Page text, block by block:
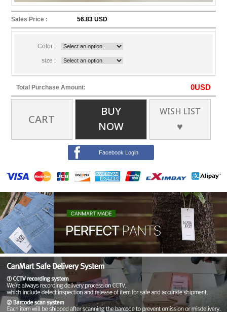
Sales Price : 56.83 USD
Color :
size :
Total Purchase Amount: 0USD
CART
BUY
NOW
WISH LIST
♥
Facebook Login